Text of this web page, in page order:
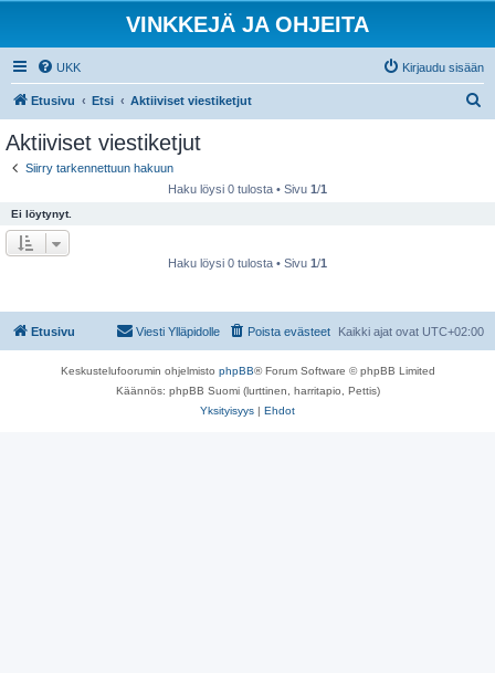
VINKKEJÄ JA OHJEITA
UKK Kirjaudu sisään
Etusivu Etsi Aktiiviset viestiketjut
Aktiiviset viestiketjut
Siirry tarkennettuun hakuun
Haku löysi 0 tulosta • Sivu 1/1
Ei löytynyt.
Haku löysi 0 tulosta • Sivu 1/1
Etusivu Kaikki ajat ovat UTC+02:00
Poista evästeet
Viesti Ylläpidolle
Keskustelufoorumin ohjelmisto phpBB® Forum Software © phpBB Limited
Käännös: phpBB Suomi (lurttinen, harritapio, Pettis)
Yksityisyys | Ehdot